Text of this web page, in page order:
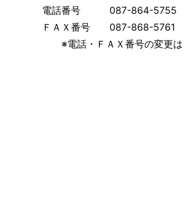
電話番号 087-864-5755
ＦＡＸ番号 087-868-
※電話・ＦＡＸ番号の変更はご